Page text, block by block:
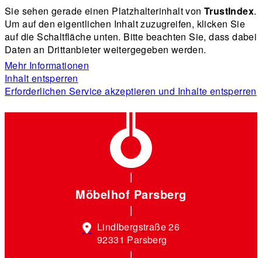
Sie sehen gerade einen Platzhalterinhalt von TrustIndex.
Um auf den eigentlichen Inhalt zuzugreifen, klicken Sie
auf die Schaltfläche unten. Bitte beachten Sie, dass dabei
Daten an Drittanbieter weitergegeben werden.
Mehr Informationen
Inhalt entsperren
Erforderlichen Service akzeptieren und Inhalte entsperren
Möbelhof Parsberg
Lindlbergstraße 26
92331 Parsberg